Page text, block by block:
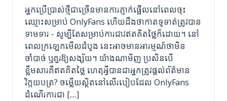
អ្នកប្រើប្រាស់ថ្មីជាច្រើនមានការភ្ញាក់ផ្អើលនៅពេលចុះ
ឈ្មោះសម្រាប់ OnlyFans ហើយដឹងថាកាតទូទាត់ត្រូវបាន
ទាមទារ - សូម្បីតែសម្រាប់ការជាវឥតគិតថ្លៃក៏ដោយ។ នៅ
ពេលក្រឡេកមើលដំបូង នេះអាចមានអារម្មណ៍ថាមិន
ចាំបាច់ ឬគួរឱ្យសង្ស័យ។ យ៉ាងណាមិញ ប្រសិនបើ
ខ្លឹមសារគឺឥតគិតថ្លៃ ហេតុអ្វីបានជាអ្នកត្រូវផ្តល់ព័ត៌មាន
វិក្កយបត្រ? ចម្លើយស្ថិតនៅលើរបៀបដែល OnlyFans
ដំណើរការជា […]